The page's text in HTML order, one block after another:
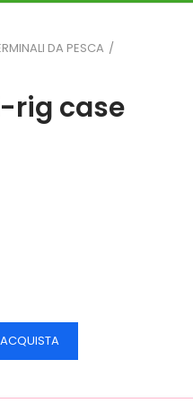
DA PESCA
rig case
ACQUISTA